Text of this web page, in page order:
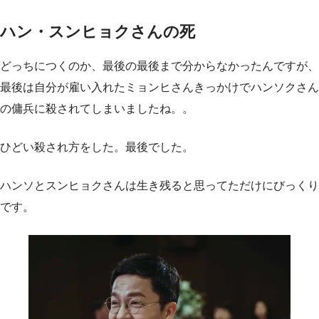
ハン・スンヒョクさんの死
どっちにつくのか、最後の最後まで分からなかったんですが、
最後は自分が雇い入れたミョンヒさんきっかけでハンソクさん
の傭兵に殺されてしまいましたね。。
ひどい殺され方をした。最後でした。
ハンソとスンヒョクさんは生き残ると思ってただけにびっくり
です。